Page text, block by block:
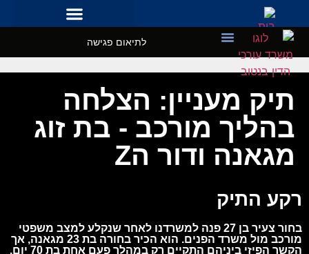
לתיאום פגישה
תיק מעניין: הצלחה
בהליך מורכב - בת זוג
מגאנה ודור הZ
רקע התיק
בחור צעיר בן 27 פנה למשרדנו לאחר שנקלע למצב משפטי
מורכב מול משרד הפנים. הוא הכיר בחורה בת 23 מגאנה, אך
הקשר הפיזי ביניהם התקיים רק במהלך פעם אחת בת 70 יום.